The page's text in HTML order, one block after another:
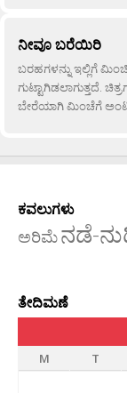
ನೀವೂ ಬರೆಯಿರಿ
ಬರಹಗಳನ್ನು ಇಲ್ಲಿಗೆ
ಗುಟ್ಟಾಗಿಡಲಾಗುತ್ತದೆ.
ಬೇರೆಯಾಗಿ ಮಿಂಚೆಗೆ
ಕವಲುಗಳು
ಅರಿಮೆನಡೆ-
ತೇದಿಮಣೆ
M
T